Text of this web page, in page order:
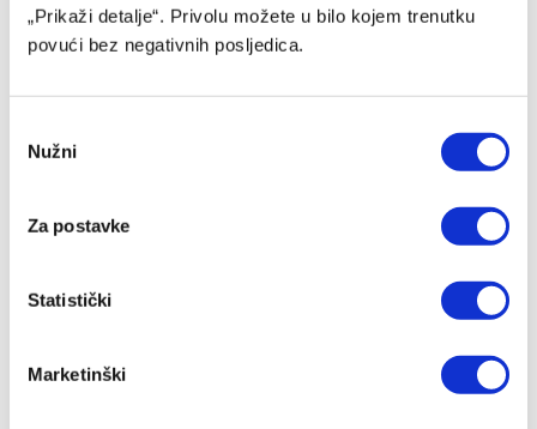
„Prikaži detalje“. Privolu možete u bilo kojem trenutku
povući bez negativnih posljedica.
Selection
Nužni
Za postavke
Statistički
Marketinški